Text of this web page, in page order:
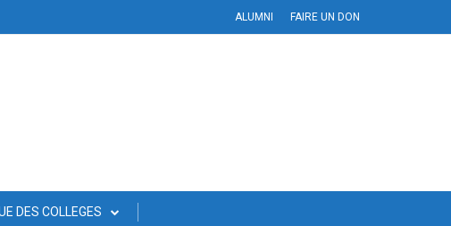
ALUMNI FAIRE UN DON
DES COLLEGES